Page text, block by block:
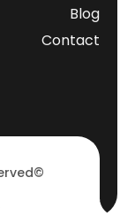
Blog
Contact
©Podeo 2025. All rights reserved.